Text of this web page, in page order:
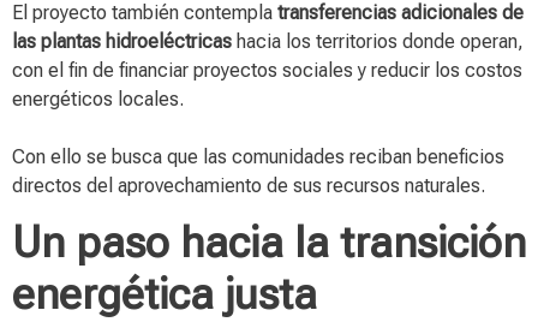
El proyecto también contempla transferencias adicionales de
las plantas hidroeléctricas hacia los territorios donde operan,
con el fin de financiar proyectos sociales y reducir los costos
energéticos locales.
Con ello se busca que las comunidades reciban beneficios
directos del aprovechamiento de sus recursos naturales.
Un paso hacia la transición
energética justa